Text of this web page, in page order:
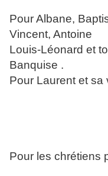
Pour Albane,
Vincent, Antoine
Louis-Léonard et
Banquise .
Pour Laurent et sa
Pour les chrétiens